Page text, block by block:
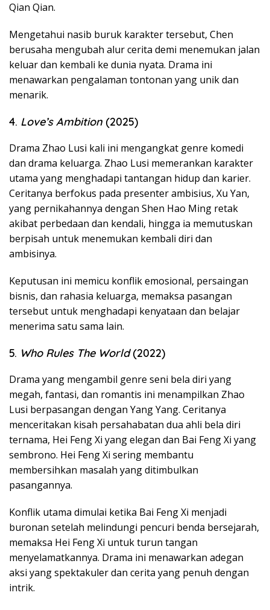
Qian Qian.
Mengetahui nasib buruk karakter tersebut, Chen
berusaha mengubah alur cerita demi menemukan jalan
keluar dan kembali ke dunia nyata. Drama ini
menawarkan pengalaman tontonan yang unik dan
menarik.
4. Love’s Ambition (2025)
Drama Zhao Lusi kali ini mengangkat genre komedi
dan drama keluarga. Zhao Lusi memerankan karakter
utama yang menghadapi tantangan hidup dan karier.
Ceritanya berfokus pada presenter ambisius, Xu Yan,
yang pernikahannya dengan Shen Hao Ming retak
akibat perbedaan dan kendali, hingga ia memutuskan
berpisah untuk menemukan kembali diri dan
ambisinya.
Keputusan ini memicu konflik emosional, persaingan
bisnis, dan rahasia keluarga, memaksa pasangan
tersebut untuk menghadapi kenyataan dan belajar
menerima satu sama lain.
5. Who Rules The World(2022)
Drama yang mengambil genre seni bela diri yang
megah, fantasi, dan romantis ini menampilkan Zhao
Lusi berpasangan dengan Yang Yang. Ceritanya
menceritakan kisah persahabatan dua ahli bela diri
ternama, Hei Feng Xi yang elegan dan Bai Feng Xi yang
sembrono. Hei Feng Xi sering membantu
membersihkan masalah yang ditimbulkan
pasangannya.
Konflik utama dimulai ketika Bai Feng Xi menjadi
buronan setelah melindungi pencuri benda bersejarah,
memaksa Hei Feng Xi untuk turun tangan
menyelamatkannya. Drama ini menawarkan adegan
aksi yang spektakuler dan cerita yang penuh dengan
intrik.